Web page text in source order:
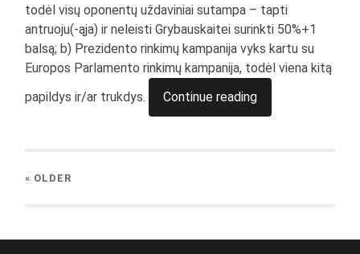
todėl visų oponentų uždaviniai sutampa – tapti
antruoju(-ąja) ir neleisti Grybauskaitei surinkti 50%+1
balsą; b) Prezidento rinkimų kampanija vyks kartu su
Europos Parlamento rinkimų kampanija, todėl viena kitą
papildys ir/ar trukdys.
Continue reading
« OLDER